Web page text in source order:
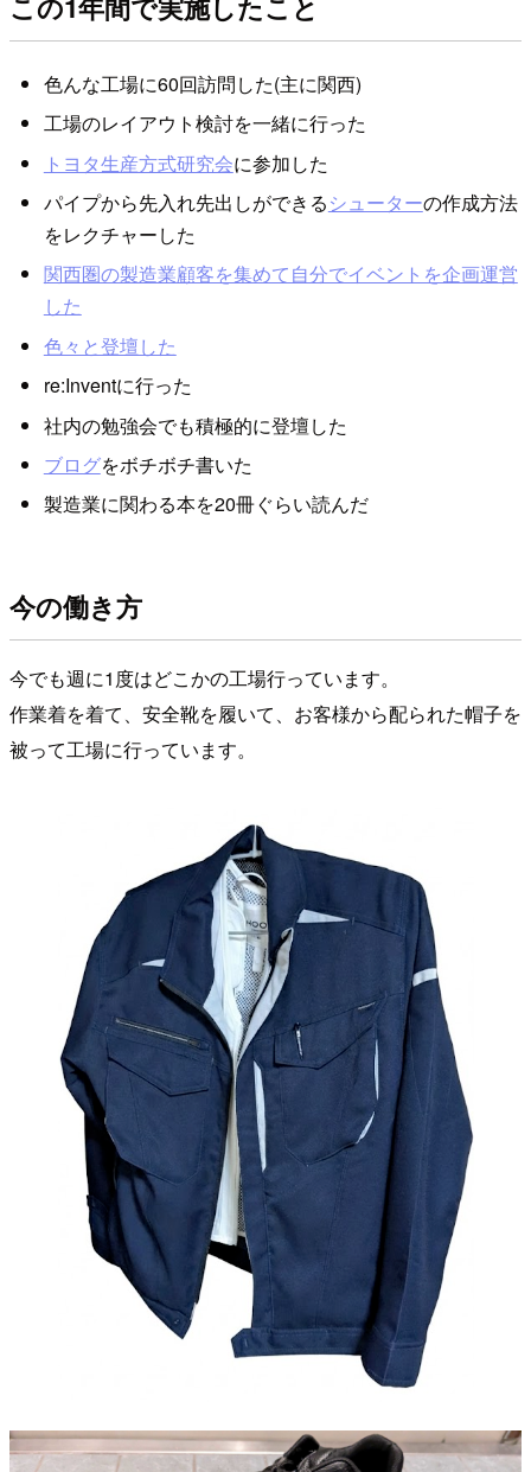
色んな工場に60回訪問した(主に関西)
工場のレイアウト検討を一緒に行った
トヨタ生産方式研究会に参加した
パイプから先入れ先出しができるシューターの作成方法
をレクチャーした
関西圏の製造業顧客を集めて自分でイベントを企画運営
した
色々と登壇した
re:Inventに行った
社内の勉強会でも積極的に登壇した
ブログをボチボチ書いた
製造業に関わる本を20冊ぐらい読んだ
今の働き方
今でも週に1度はどこかの工場行っています。
作業着を着て、安全靴を履いて、お客様から配られた帽子を
被って工場に行っています。